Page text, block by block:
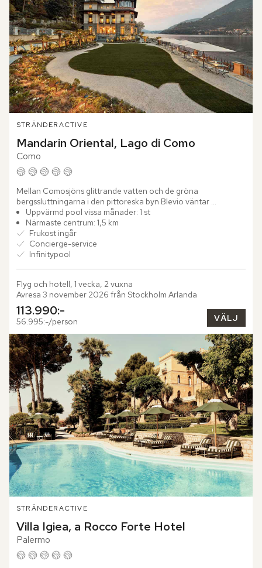
STRÄNDERACTIVE
Mandarin Oriental, Lago di Como
Como
Mellan Comosjöns glittrande vatten och de gröna
bergssluttningarna i den pittoreska byn Blevio väntar
Mandarin Oriental, Lago di Como. Bara några minuter från
Como reser sig den...
Uppvärmd pool vissa månader: 1 st
Närmaste centrum: 1,5 km
Frukost ingår
Concierge-service
Infinitypool
Flyg och hotell, 1 vecka, 2 vuxna
Avresa 3 november 2026 från Stockholm Arlanda
113.990:-
56.995:-/person VÄLJ
STRÄNDERACTIVE
Villa Igiea, a Rocco Forte Hotel
Palermo